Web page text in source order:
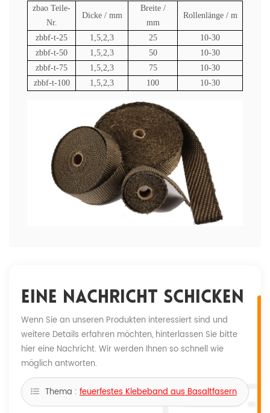
zbao Teile-
Nr.
Dicke / mm
Breite /
mm
Rollenlänge / m
zbbf-t-25 1,5,2,3 25
10-30
zbbf-t-50
1,5,2,3 50
10-30
zbbf-t-75
1,5,2,3 75
10-30
zbbf-t-100
1,5,2,3 100 10-30
Eine Nachricht Schicken
Wenn Sie an unseren Produkten interessiert sind und
weitere Details erfahren möchten, hinterlassen Sie bitte
hier eine Nachricht. Wir werden Ihnen so schnell wie
möglich antworten.
Thema : feuerfestes Klebeband aus Basaltfasern